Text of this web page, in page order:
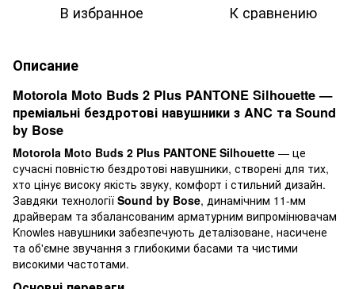
В избранное К сравнению
Описание
Motorola Moto Buds 2 Plus PANTONE Silhouette —
преміальні бездротові навушники з ANC та Sound
by Bose
Motorola Moto Buds 2 Plus PANTONE Silhouette — це
сучасні повністю бездротові навушники, створені для тих,
хто цінує високу якість звуку, комфорт і стильний дизайн.
Завдяки технології Sound by Bose, динамічним 11-мм
драйверам та збалансованим арматурним випромінювачам
Knowles навушники забезпечують деталізоване, насичене
та об'ємне звучання з глибокими басами та чистими
високими частотами.